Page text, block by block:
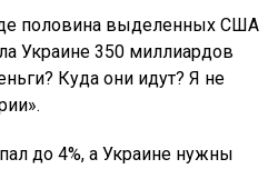
половина выделенных США
Украине 350 миллиардов
Куда они идут? Я не
до 4%, а Украине нужны